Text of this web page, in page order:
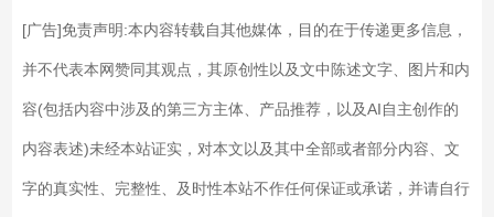
[广告]免责声明:本内容转载自其他媒体，目的在于传递更多信息，
并不代表本网赞同其观点，其原创性以及文中陈述文字、图片和内
容(包括内容中涉及的第三方主体、产品推荐，以及AI自主创作的
内容表述)未经本站证实，对本文以及其中全部或者部分内容、文
字的真实性、完整性、及时性本站不作任何保证或承诺，并请自行